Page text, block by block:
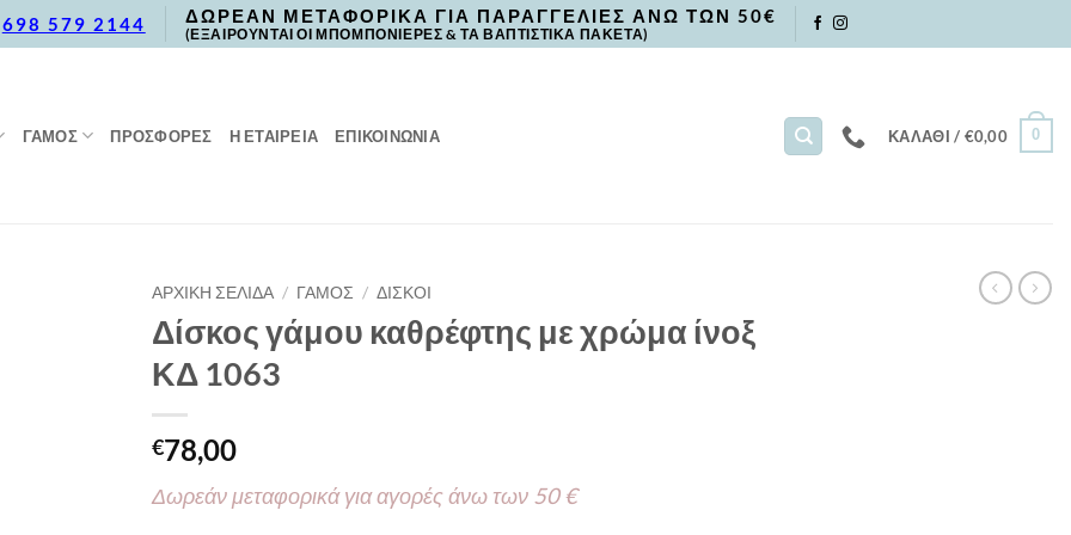
698 579 2144 ΔΩΡΕΑΝ ΜΕΤΑΦΟΡΙΚΑ ΓΙΑ ΠΑΡΑΓΓΕΛΙΕΣ ΑΝΩ ΤΩΝ 50€
(ΕΞΑΙΡΟΥΝΤΑΙ ΟΙ ΜΠΟΜΠΟΝΙΕΡΕΣ & ΤΑ ΒΑΠΤΙΣΤΙΚΑ ΠΑΚΕΤΑ)
ΓΑΜΟΣ ΠΡΟΣΦΟΡΈΣ Η ΕΤΑΙΡΕΙΑ ΕΠΙΚΟΙΝΩΝΙΑ ΚΑΛΆΘΙ / €0,00 0
ΑΡΧΙΚΉ ΣΕΛΊΔΑ / ΓΑΜΟΣ / ΔΙΣΚΟΙ
Δίσκος γάμου καθρέφτης με χρώμα ίνοξ
ΚΔ 1063
€78,00
Δωρεάν μεταφορικά για αγορές άνω των 50 €